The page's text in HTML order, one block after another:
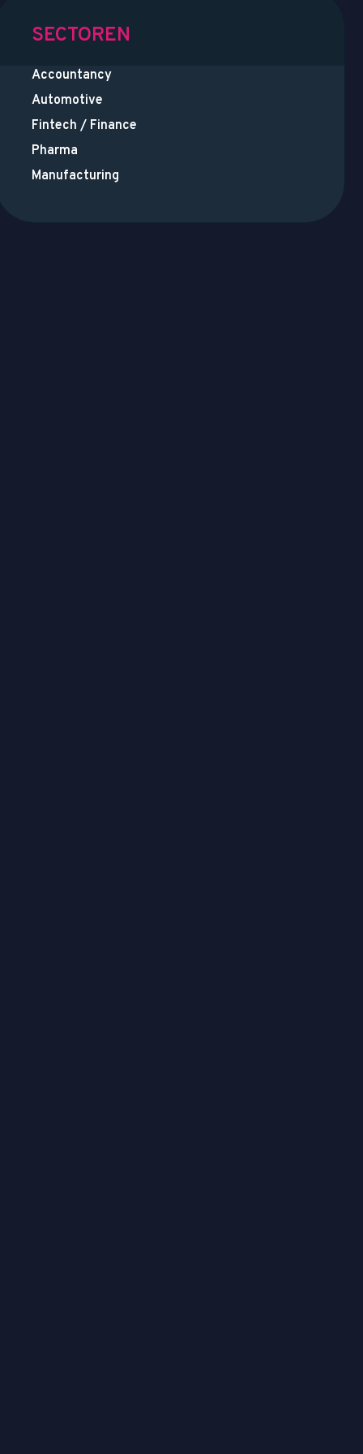
SECTOREN
Accountancy
Automotive
Fintech / Finance
Pharma
Manufacturing